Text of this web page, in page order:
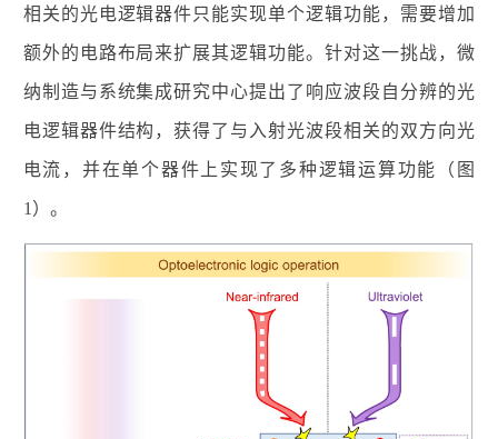
相关的光电逻辑器件只能实现单个逻辑功能，需要增加
额外的电路布局来扩展其逻辑功能。针对这一挑战，微
纳制造与系统集成研究中心提出了响应波段自分辨的光
电逻辑器件结构，获得了与入射光波段相关的双方向光
电流，并在单个器件上实现了多种逻辑运算功能（图
1）。